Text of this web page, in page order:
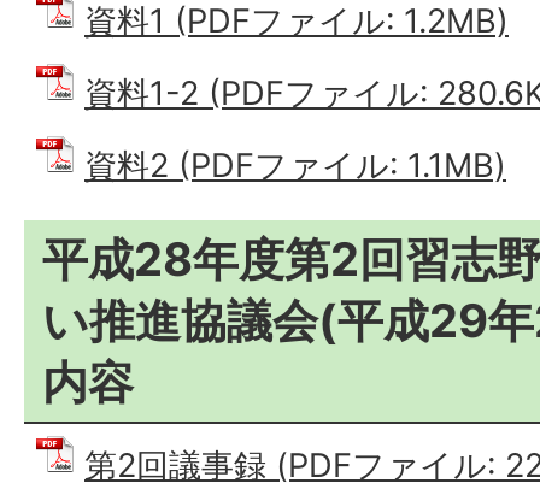
資料1 (PDFファイル: 1.2MB)
資料1-2 (PDFファイル:
資料2 (PDFファイル: 1.1MB)
平成28年度第2回習志
い推進協議会(平成29
内容
第2回議事録 (PDFファイル: